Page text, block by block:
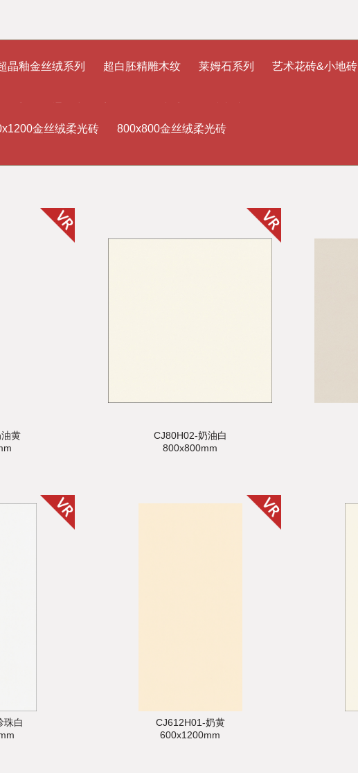
晶釉金丝绒系列 超白胚精雕木纹 莱姆石系列 艺术花砖&小地砖
金丝绒柔光砖 800x800金丝绒柔光砖
黄
CJ80H02-奶油白
800x800mm
珠白
CJ612H01-奶黄
600x1200mm